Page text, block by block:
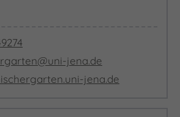
jena.de
jena.de